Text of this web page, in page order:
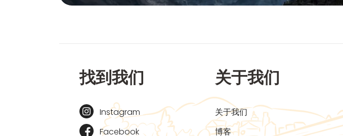
找到我们
Instagram
Facebook
关于我们
关于我们
博客